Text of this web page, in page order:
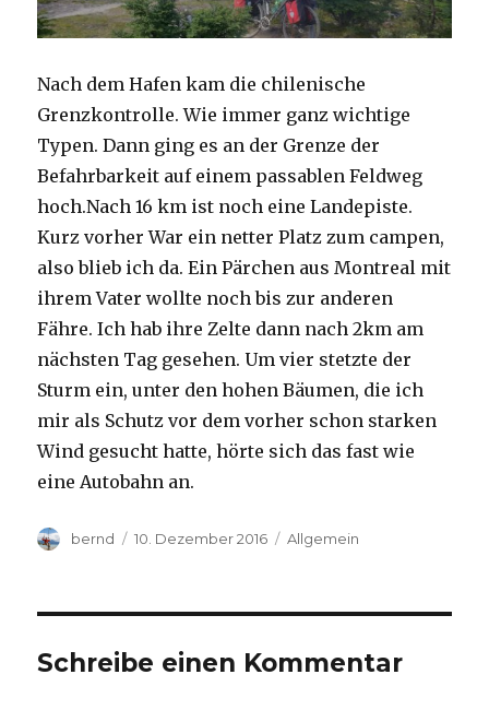
Nach dem Hafen kam die chilenische
Grenzkontrolle. Wie immer ganz wichtige
Typen. Dann ging es an der Grenze der
Befahrbarkeit auf einem passablen Feldweg
hoch.Nach 16 km ist noch eine Landepiste.
Kurz vorher War ein netter Platz zum campen,
also blieb ich da. Ein Pärchen aus Montreal mit
ihrem Vater wollte noch bis zur anderen
Fähre. Ich hab ihre Zelte dann nach 2km am
nächsten Tag gesehen. Um vier stetzte der
Sturm ein, unter den hohen Bäumen, die ich
mir als Schutz vor dem vorher schon starken
Wind gesucht hatte, hörte sich das fast wie
eine Autobahn an.
Autor
bernd
Veröffentlicht
10. Dezember 2016 Kategorien
Allgemein
Schreibe einen Kommentar